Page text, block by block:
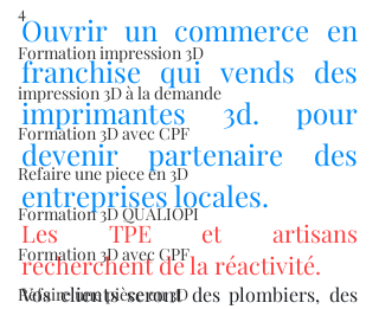
4
Formation impression 3D
impression 3D à la demande
Formation 3D avec CPF
Refaire une piece en 3D
Formation 3D QUALIOPI
Formation 3D avec CPF
Refaire une pièce en 3D
Ouvrir un commerce en
franchise qui vends des
imprimantes 3d. pour
devenir partenaire des
entreprises locales.
Les TPE et artisans
recherchent de la réactivité.
Vos clients seront des plombiers, des